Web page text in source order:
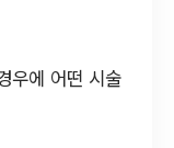
우에 어떤 시술